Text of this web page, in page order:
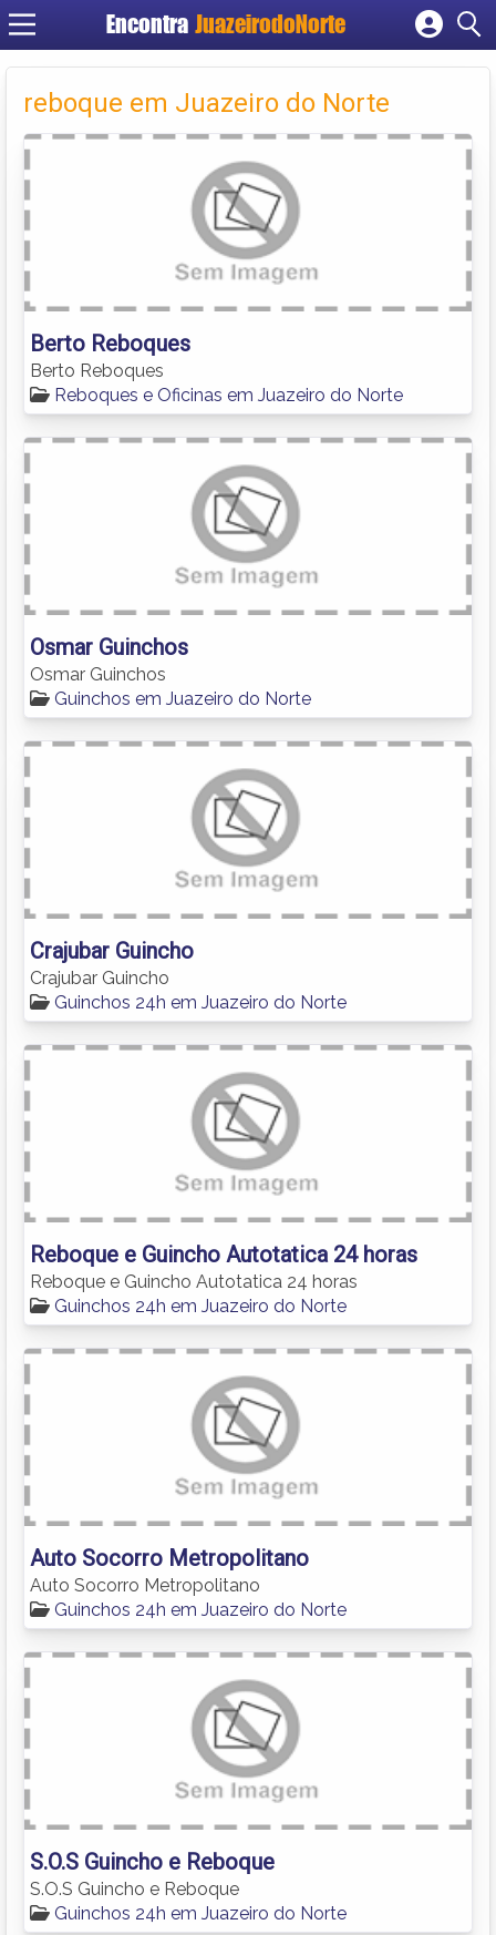
Encontra JuazeirodoNorte
Cadastrar empresa
Criar conta
reboque em Juazeiro do Norte
Berto Reboques
Berto Reboques
Reboques e Oficinas em Juazeiro do Norte
Osmar Guinchos
Osmar Guinchos
Guinchos em Juazeiro do Norte
Crajubar Guincho
Crajubar Guincho
Guinchos 24h em Juazeiro do Norte
Reboque e Guincho Autotatica 24 horas
Reboque e Guincho Autotatica 24 horas
Guinchos 24h em Juazeiro do Norte
Auto Socorro Metropolitano
Auto Socorro Metropolitano
Guinchos 24h em Juazeiro do Norte
S.O.S Guincho e Reboque
S.O.S Guincho e Reboque
Guinchos 24h em Juazeiro do Norte